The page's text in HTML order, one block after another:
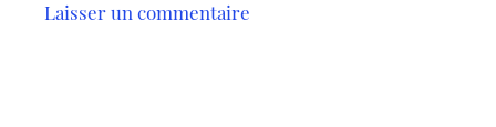
Laisser un commentaire